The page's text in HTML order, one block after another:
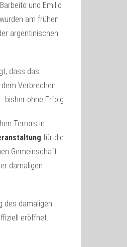
und Emilio
am frühen
argentinischen
dass das
Verbrechen
bisher ohne Erfolg.
Terrors in
für die
Gemeinschaft
damaligen
des damaligen
eröffnet.